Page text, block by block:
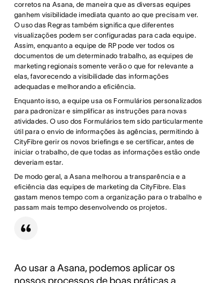
corretos na Asana, de maneira que as diversas equipes
ganhem visibilidade imediata quanto ao que precisam ver.
O uso das Regras também significa que diferentes
visualizações podem ser configuradas para cada equipe.
Assim, enquanto a equipe de RP pode ver todos os
documentos de um determinado trabalho, as equipes de
marketing regionais somente verão o que for relevante a
elas, favorecendo a visibilidade das informações
adequadas e melhorando a eficiência.
Enquanto isso, a equipe usa os Formulários personalizados
para padronizar e simplificar as instruções para novas
atividades. O uso dos Formulários tem sido particularmente
útil para o envio de informações às agências, permitindo à
CityFibre gerir os novos briefings e se certificar, antes de
iniciar o trabalho, de que todas as informações estão onde
deveriam estar.
De modo geral, a Asana melhorou a transparência e a
eficiência das equipes de marketing da CityFibre. Elas
gastam menos tempo com a organização para o trabalho e
passam mais tempo desenvolvendo os projetos.
Ao usar a Asana, podemos aplicar os
nossos processos de boas práticas a